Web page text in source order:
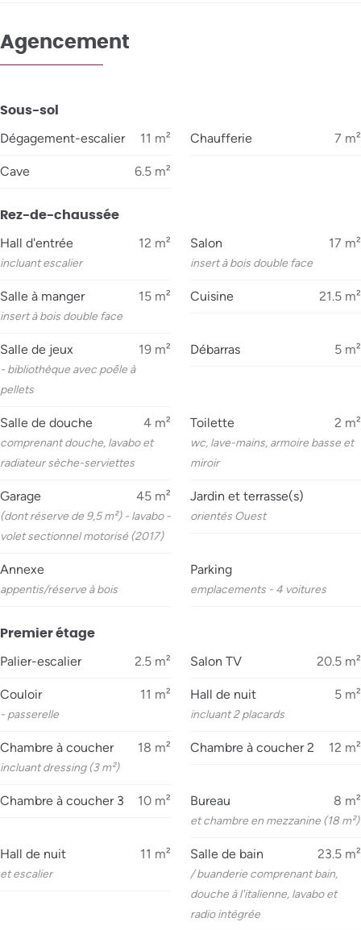
Agencement
Sous-sol
Dégagement-escalier 11 m² Chaufferie 7 m²
Cave 6.5 m²
Rez-de-chaussée
Hall d'entrée 12 m²
incluant escalier
Salon 17 m²
insert à bois double face
Salle à manger 15 m²
insert à bois double face
Cuisine 21.5 m²
Salle de jeux 19 m²
- bibliothèque avec poêle à
pellets
Débarras 5 m²
Salle de douche 4 m²
comprenant douche, lavabo et
radiateur sèche-serviettes
Toilette 2 m²
wc, lave-mains, armoire basse et
miroir
Garage 45 m²
(dont réserve de 9,5 m²) - lavabo -
volet sectionnel motorisé (2017)
Jardin et terrasse(s)
orientés Ouest
Annexe
appentis/réserve à bois
Parking
emplacements - 4 voitures
Premier étage
Palier-escalier 2.5 m² Salon TV 20.5 m²
Couloir 11 m²
- passerelle
Hall de nuit 5 m²
incluant 2 placards
Chambre à coucher 18 m²
incluant dressing (3 m²)
Chambre à coucher 2 12 m²
Chambre à coucher 3 10 m² Bureau 8 m²
et chambre en mezzanine (18 m²)
Hall de nuit 11 m²
et escalier
Salle de bain 23.5 m²
/ buanderie comprenant bain,
douche à l'italienne, lavabo et
radio intégrée